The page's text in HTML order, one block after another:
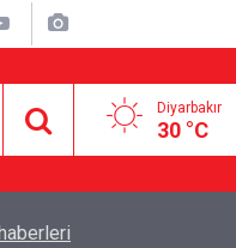
Diyarbakır
30 °C
‘kardeşlik’ mesajı